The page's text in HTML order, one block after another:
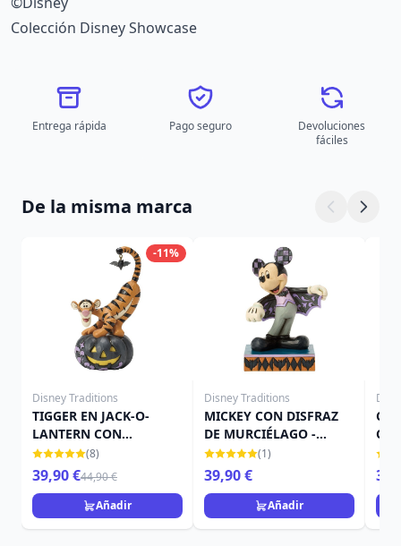
Colección Disney Showcase
Entrega rápida Pago seguro
Devoluciones
fáciles
De la misma marca
-11%
Disney Traditions
TIGGER EN JACK-O-
LANTERN CON
MURCIÉLAGO - DISNEY
TRADITIONS
(8)
39,90 €44,90 €
Añadir
Disney Traditions
MICKEY CON DISFRAZ
DE MURCIÉLAGO -
DISNEY TRADITIONS
(1)
39,90 €
Añadir